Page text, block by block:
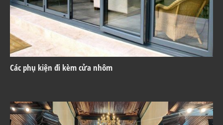
Các phụ kiện đi kèm cửa nhôm